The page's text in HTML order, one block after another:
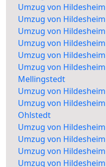
Umzug von
Umzug von
Umzug von
Umzug von
Umzug von
Umzug von
Mellingstedt
Umzug von
Umzug von
Ohlstedt
Umzug von
Umzug von
Umzug von
Umzug von